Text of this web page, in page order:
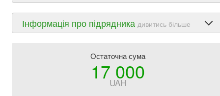
Інформація про підрядника дивитись більше
Остаточна сума
17 000
UAH